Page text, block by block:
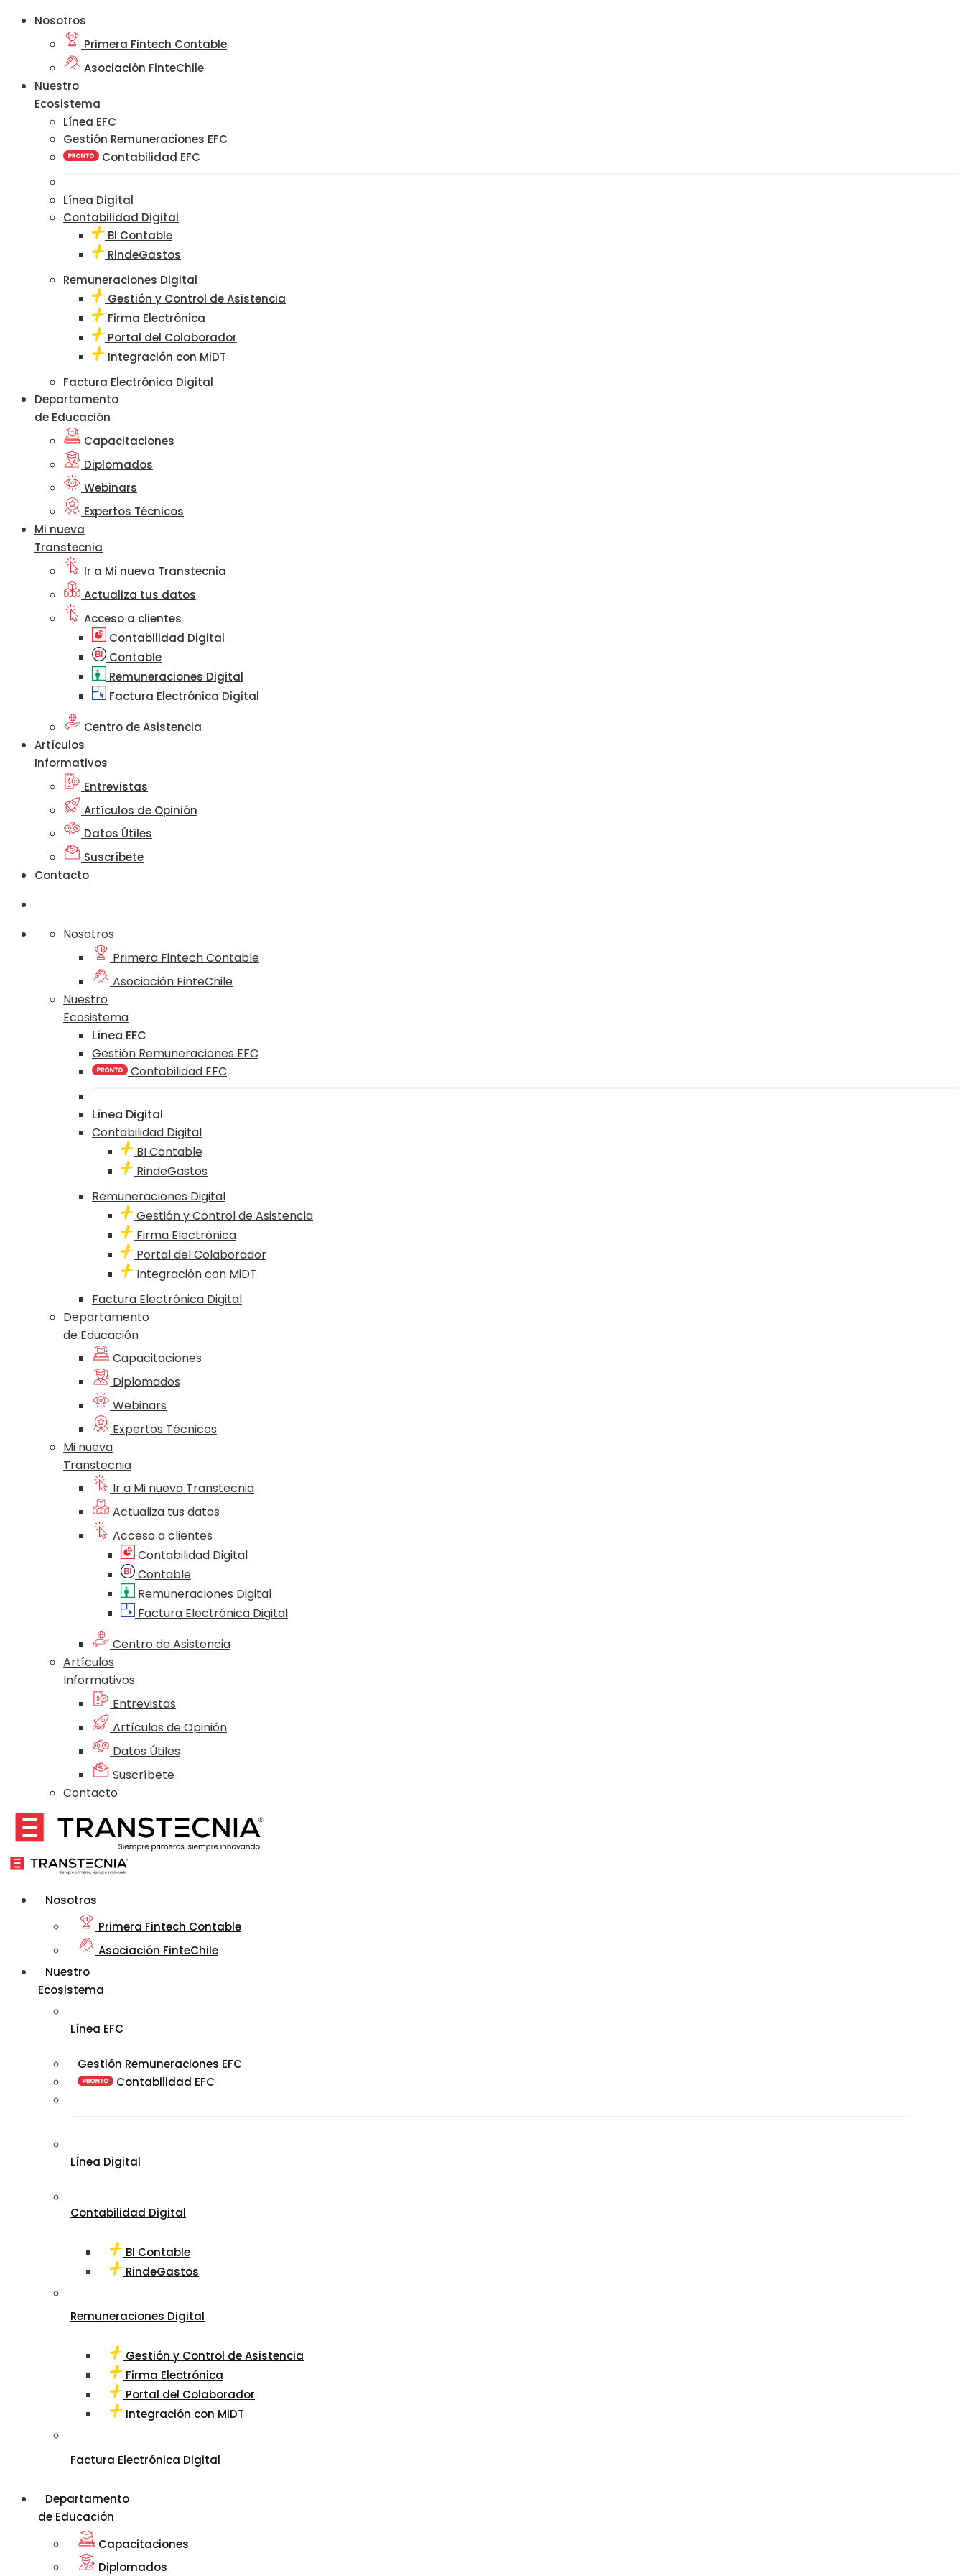
Nosotros
Primera Fintech Contable
Asociación FinteChile
Nuestro
Ecosistema
Línea EFC
Gestión Remuneraciones EFC
Contabilidad EFC
Línea Digital
Contabilidad Digital
BI Contable
RindeGastos
Remuneraciones Digital
Gestión y Control de Asistencia
Firma Electrónica
Portal del Colaborador
Integración con MiDT
Factura Electrónica Digital
Departamento
de Educación
Capacitaciones
Diplomados
Webinars
Expertos Técnicos
Mi nueva
Transtecnia
Ir a Mi nueva Transtecnia
Actualiza tus datos
Acceso a clientes
Contabilidad Digital
Contable
Remuneraciones Digital
Factura Electrónica Digital
Centro de Asistencia
Artículos
Informativos
Entrevistas
Artículos de Opinión
Datos Útiles
Suscríbete
Contacto
Nosotros
Primera Fintech Contable
Asociación FinteChile
Nuestro
Ecosistema
Línea EFC
Gestión Remuneraciones EFC
Contabilidad EFC
Línea Digital
Contabilidad Digital
BI Contable
RindeGastos
Remuneraciones Digital
Gestión y Control de Asistencia
Firma Electrónica
Portal del Colaborador
Integración con MiDT
Factura Electrónica Digital
Departamento
de Educación
Capacitaciones
Diplomados
Webinars
Expertos Técnicos
Mi nueva
Transtecnia
Ir a Mi nueva Transtecnia
Actualiza tus datos
Acceso a clientes
Contabilidad Digital
Contable
Remuneraciones Digital
Factura Electrónica Digital
Centro de Asistencia
Artículos
Informativos
Entrevistas
Artículos de Opinión
Datos Útiles
Suscríbete
Contacto
Nosotros
Primera Fintech Contable
Asociación FinteChile
Nuestro
Ecosistema
Línea EFC
Gestión Remuneraciones EFC
Contabilidad EFC
Línea Digital
Contabilidad Digital
BI Contable
RindeGastos
Remuneraciones Digital
Gestión y Control de Asistencia
Firma Electrónica
Portal del Colaborador
Integración con MiDT
Factura Electrónica Digital
Departamento
de Educación
Capacitaciones
Diplomados